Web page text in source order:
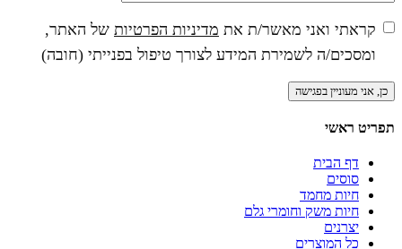
קראתי ואני מאשר/ת את מדיניות הפרטיות של האתר,
ומסכים/ה לשמירת המידע לצורך טיפול בפנייתי (חובה)
תפריט ראשי
דף הבית
סוסים
חיות מחמד
חיות משק וחומרי גלם
יצרנים
כל המוצרים